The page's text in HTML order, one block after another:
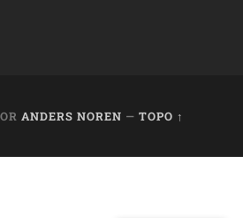
ANDERS NOREN — TOPO ↑